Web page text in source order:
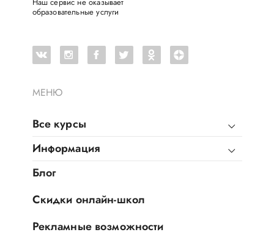
МЕНЮ
Все курсы
Информация
Блог
Скидки онлайн-школ
Рекламные возможности
образовательные услуги